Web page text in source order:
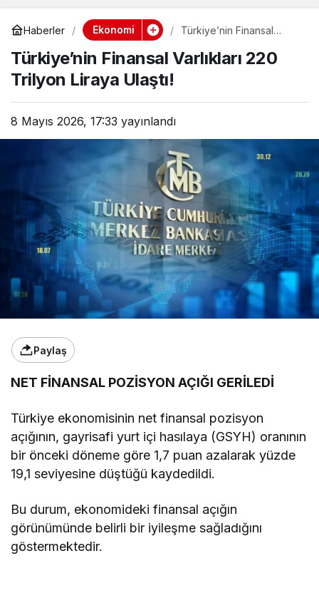
Haberler Ekonomi
Türkiye’nin Finansal
Liraya Ulaştı!
Türkiye’nin Finansal Varlıkları 220
Trilyon Liraya Ulaştı!
8 Mayıs 2026, 17:33 yayınlandı
Paylaş
NET FİNANSAL POZİSYON AÇIĞI GERİLEDİ
Türkiye ekonomisinin net finansal pozisyon
açığının, gayrisafi yurt içi hasılaya (GSYH) oranının
bir önceki döneme göre 1,7 puan azalarak yüzde
19,1 seviyesine düştüğü kaydedildi.
Bu durum, ekonomideki finansal açığın
görünümünde belirli bir iyileşme sağladığını
göstermektedir.